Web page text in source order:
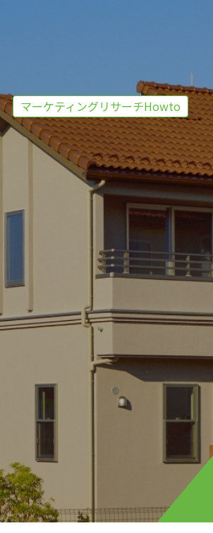
マーケティングリサーチHowto